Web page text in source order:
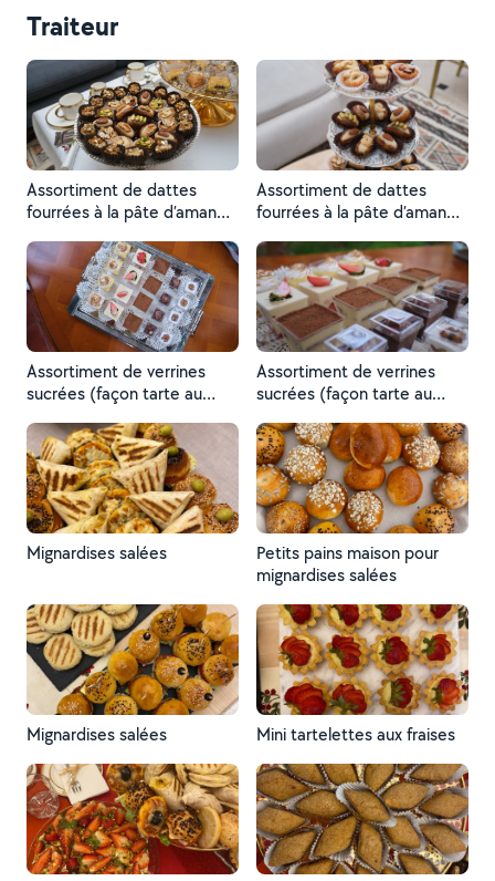
Traiteur
Assortiment de dattes
fourrées à la pâte d’amande
Assortiment de dattes
fourrées à la pâte d’amande
Assortiment de verrines
sucrées (façon tarte au
tiramisu, chocolat, nougat)
Assortiment de verrines
sucrées (façon tarte au
tiramisu, chocolat, nougat)
Mignardises salées
Petits pains maison pour
mignardises salées
Mignardises salées Mini tartelettes aux fraises